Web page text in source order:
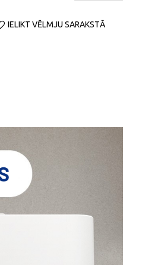
IELIKT VĒLMJU SARAKSTĀ